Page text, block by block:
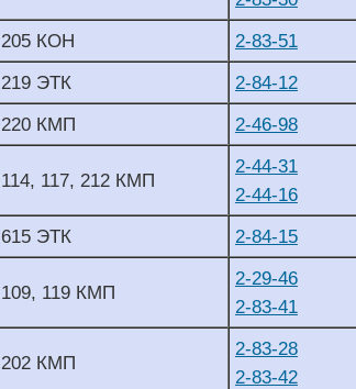
205 КОН 2-83-51
219 ЭТК 2-84-12
220 КМП 2-46-98
114, 117, 212 КМП
2-44-31
2-44-16
615 ЭТК 2-84-15
109, 119 КМП
2-29-46
2-83-41
202 КМП
2-83-28
2-83-42